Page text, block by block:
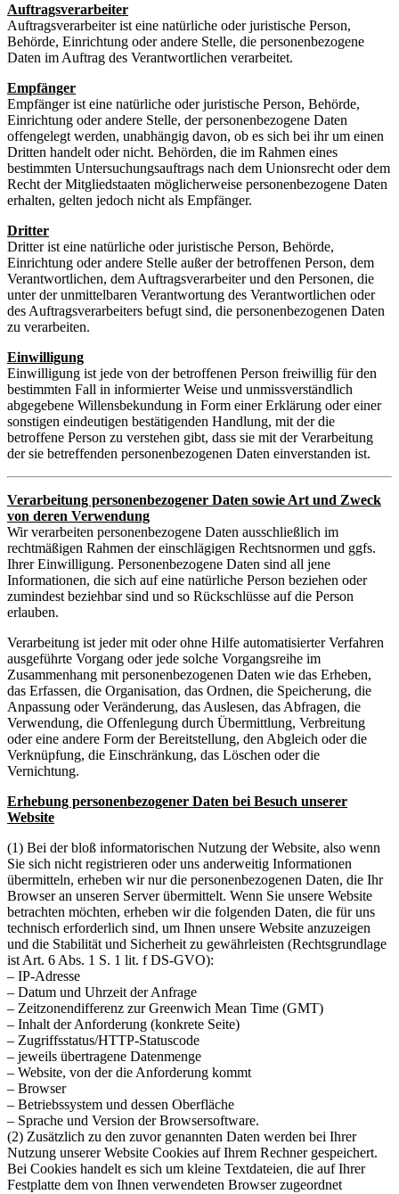
Auftragsverarbeiter
Auftragsverarbeiter ist eine natürliche oder juristische Person,
Behörde, Einrichtung oder andere Stelle, die personenbezogene
Daten im Auftrag des Verantwortlichen verarbeitet.
Empfänger
Empfänger ist eine natürliche oder juristische Person, Behörde,
Einrichtung oder andere Stelle, der personenbezogene Daten
offengelegt werden, unabhängig davon, ob es sich bei ihr um einen
Dritten handelt oder nicht. Behörden, die im Rahmen eines
bestimmten Untersuchungsauftrags nach dem Unionsrecht oder dem
Recht der Mitgliedstaaten möglicherweise personenbezogene Daten
erhalten, gelten jedoch nicht als Empfänger.
Dritter
Dritter ist eine natürliche oder juristische Person, Behörde,
Einrichtung oder andere Stelle außer der betroffenen Person, dem
Verantwortlichen, dem Auftragsverarbeiter und den Personen, die
unter der unmittelbaren Verantwortung des Verantwortlichen oder
des Auftragsverarbeiters befugt sind, die personenbezogenen Daten
zu verarbeiten.
Einwilligung
Einwilligung ist jede von der betroffenen Person freiwillig für den
bestimmten Fall in informierter Weise und unmissverständlich
abgegebene Willensbekundung in Form einer Erklärung oder einer
sonstigen eindeutigen bestätigenden Handlung, mit der die
betroffene Person zu verstehen gibt, dass sie mit der Verarbeitung
der sie betreffenden personenbezogenen Daten einverstanden ist.
Verarbeitung personenbezogener Daten sowie Art und Zweck
von deren Verwendung
Wir verarbeiten personenbezogene Daten ausschließlich im
rechtmäßigen Rahmen der einschlägigen Rechtsnormen und ggfs.
Ihrer Einwilligung. Personenbezogene Daten sind all jene
Informationen, die sich auf eine natürliche Person beziehen oder
zumindest beziehbar sind und so Rückschlüsse auf die Person
erlauben.
Verarbeitung ist jeder mit oder ohne Hilfe automatisierter Verfahren
ausgeführte Vorgang oder jede solche Vorgangsreihe im
Zusammenhang mit personenbezogenen Daten wie das Erheben,
das Erfassen, die Organisation, das Ordnen, die Speicherung, die
Anpassung oder Veränderung, das Auslesen, das Abfragen, die
Verwendung, die Offenlegung durch Übermittlung, Verbreitung
oder eine andere Form der Bereitstellung, den Abgleich oder die
Verknüpfung, die Einschränkung, das Löschen oder die
Vernichtung.
Erhebung personenbezogener Daten bei Besuch unserer
Website
(1) Bei der bloß informatorischen Nutzung der Website, also wenn
Sie sich nicht registrieren oder uns anderweitig Informationen
übermitteln, erheben wir nur die personenbezogenen Daten, die Ihr
Browser an unseren Server übermittelt. Wenn Sie unsere Website
betrachten möchten, erheben wir die folgenden Daten, die für uns
technisch erforderlich sind, um Ihnen unsere Website anzuzeigen
und die Stabilität und Sicherheit zu gewährleisten (Rechtsgrundlage
ist Art. 6 Abs. 1 S. 1 lit. f DS-GVO):
– IP-Adresse
– Datum und Uhrzeit der Anfrage
– Zeitzonendifferenz zur Greenwich Mean Time (GMT)
– Inhalt der Anforderung (konkrete Seite)
– Zugriffsstatus/HTTP-Statuscode
– jeweils übertragene Datenmenge
– Website, von der die Anforderung kommt
– Browser
– Betriebssystem und dessen Oberfläche
– Sprache und Version der Browsersoftware.
(2) Zusätzlich zu den zuvor genannten Daten werden bei Ihrer
Nutzung unserer Website Cookies auf Ihrem Rechner gespeichert.
Bei Cookies handelt es sich um kleine Textdateien, die auf Ihrer
Festplatte dem von Ihnen verwendeten Browser zugeordnet